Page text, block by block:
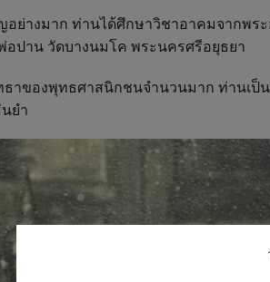
อย่างมาก ท่านได้ศึกษาวิชาอาคมจากพ
อปาน วัดบางนมโค พระนครศรีอยุธยา
ธาของพุทธศาสนิกชนจำนวนมาก ท่าน
ยำ